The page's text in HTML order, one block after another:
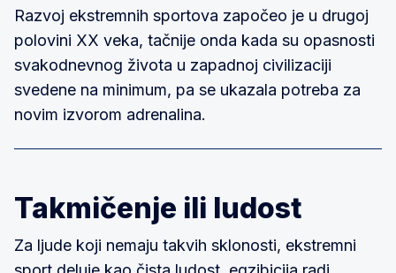
Razvoj ekstremnih sportova započeo je u drugoj
polovini XX veka, tačnije onda kada su opasnosti
svakodnevnog života u zapadnoj civilizaciji
svedene na minimum, pa se ukazala potreba za
novim izvorom adrenalina.
Takmičenje ili ludost
Za ljude koji nemaju takvih sklonosti, ekstremni